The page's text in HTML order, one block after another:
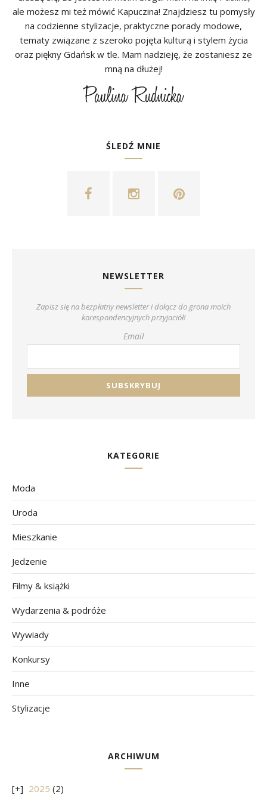
ale możesz mi też mówić Kapuczina! Znajdziesz tu pomysły
na codzienne stylizacje, praktyczne porady modowe,
tematy związane z szeroko pojęta kulturą i stylem życia
oraz piękny Gdańsk w tle. Mam nadzieję, że zostaniesz ze
mną na dłużej!
ŚLEDŹ MNIE
NEWSLETTER
Zapisz się na bezpłatny newsletter i dołącz do grona moich
korespondencyjnych przyjaciół!
Email
KATEGORIE
Moda
Uroda
Mieszkanie
Jedzenie
Filmy & książki
Wydarzenia & podróże
Wywiady
Konkursy
Inne
Stylizacje
ARCHIWUM
2025 (2)